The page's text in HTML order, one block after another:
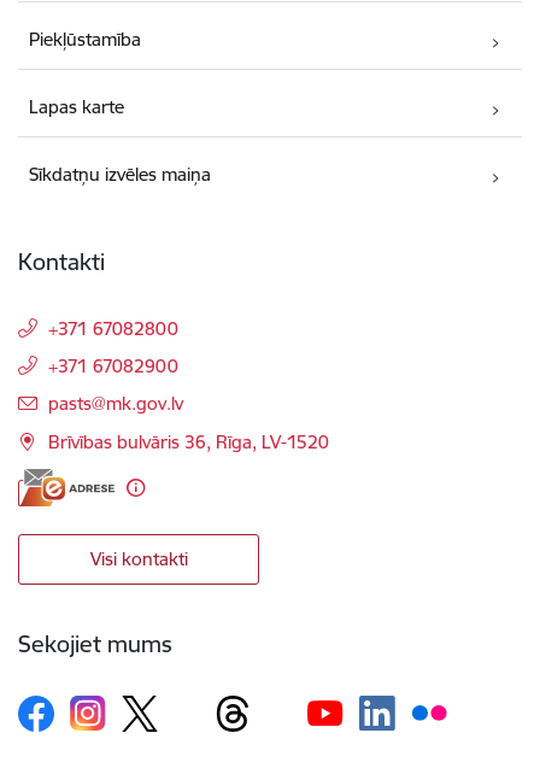
Piekļūstamība
Lapas karte
Sīkdatņu izvēles maiņa
Kontakti
+371 67082800
+371 67082900
E-pasts:
pasts@mk.gov.lv
Brīvības bulvāris 36, Rīga, LV-1520
Visi kontakti
Sekojiet mums